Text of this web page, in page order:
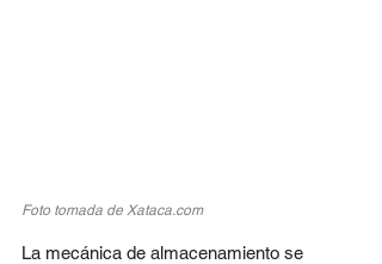
Foto tomada de Xataca.com
La mecánica de almacenamiento se